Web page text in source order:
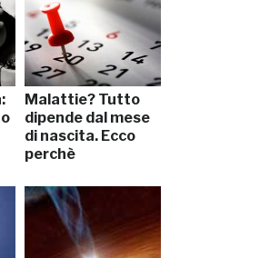
Malattie? Tutto
dipende dal mese
di nascita. Ecco
perchè